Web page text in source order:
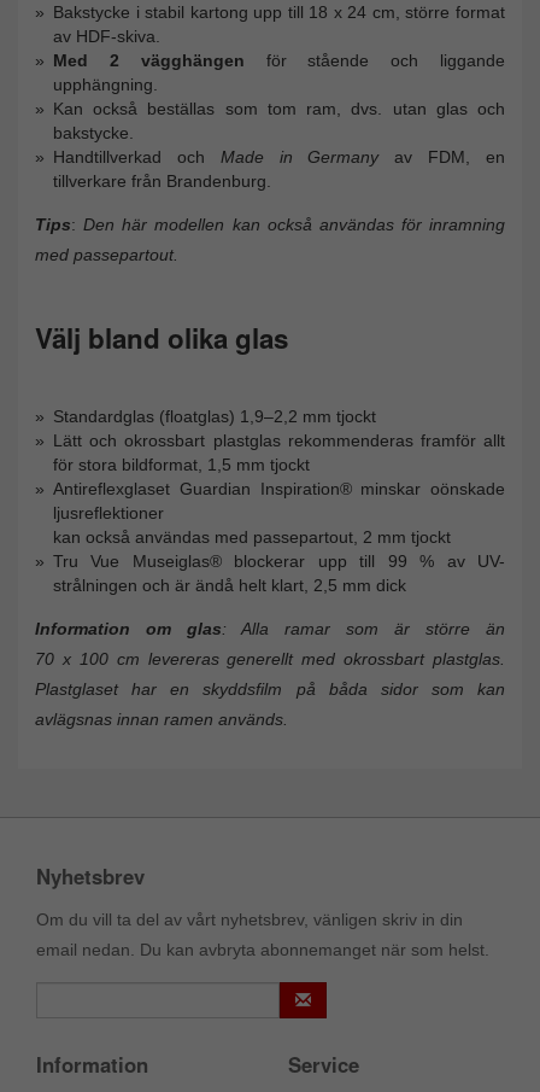
Bakstycke i stabil kartong upp till 18 x 24 cm, större format
av HDF-skiva.
Med 2 vägghängen för stående och liggande
upphängning.
Kan också beställas som tom ram, dvs. utan glas och
bakstycke.
Handtillverkad och Made in Germanyav FDM, en
tillverkare från Brandenburg.
Tips: Den här modellen kan också användas för inramning
med passepartout.
Välj bland olika glas
Standardglas (floatglas) 1,9–2,2 mm tjockt
Lätt och okrossbart plastglas rekommenderas framför allt
för stora bildformat, 1,5 mm tjockt
Antireflexglaset Guardian Inspiration® minskar oönskade
ljusreflektioner
kan också användas med passepartout, 2 mm tjockt
Tru Vue Museiglas® blockerar upp till 99 % av UV-
strålningen och är ändå helt klart, 2,5 mm dick
Information om glas: Alla ramar som är större än
70 x 100 cm levereras generellt med okrossbart plastglas.
Plastglaset har en skyddsfilm på båda sidor som kan
avlägsnas innan ramen används.
Nyhetsbrev
Om du vill ta del av vårt nyhetsbrev, vänligen skriv in din
email nedan. Du kan avbryta abonnemanget när som helst.
Information Service